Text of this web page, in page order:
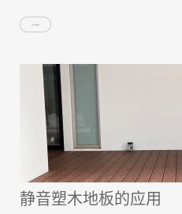
静音塑木地板的应用